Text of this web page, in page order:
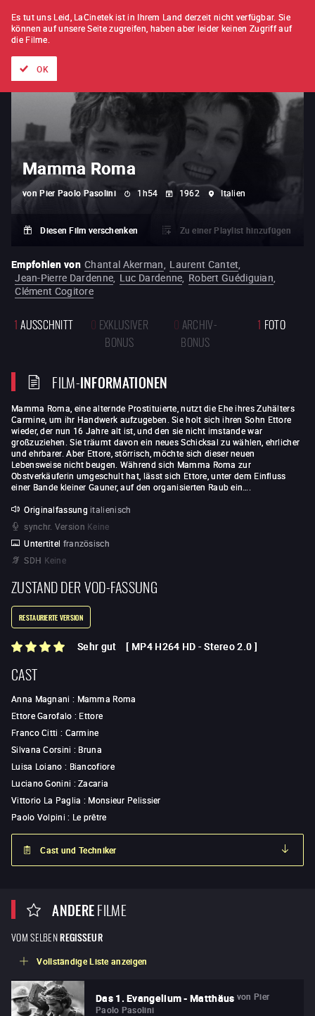
FILM FÜR FILM ABONNEMENT
Mamma Roma
von Pier Paolo Pasolini 1h54 1962 Italien
Diesen Film verschenken Zu einer Playlist hinzufügen
Empfohlen von Chantal Akerman, Laurent Cantet,
Jean-Pierre Dardenne, Luc Dardenne, Robert Guédiguian,
Clément Cogitore
1 AUSSCHNITT 0 EXKLUSIVER
BONUS
0 ARCHIV-
BONUS
1 FOTO
FILM-INFORMATIONEN
Mamma Roma, eine alternde Prostituierte, nutzt die Ehe ihres Zuhälters
Carmine, um ihr Handwerk aufzugeben. Sie holt sich ihren Sohn Ettore
wieder, der nun 16 Jahre alt ist, und den sie nicht imstande war
großzuziehen. Sie träumt davon ein neues Schicksal zu wählen, ehrlicher
und ehrbarer. Aber Ettore, störrisch, möchte sich dieser neuen
Lebensweise nicht beugen. Während sich Mamma Roma zur
Obstverkäuferin umgeschult hat, lässt sich Ettore, unter dem Einfluss
einer Bande kleiner Gauner, auf den organisierten Raub ein….
Originalfassung italienisch
synchr. Version Keine
Untertitel französisch
SDH Keine
ZUSTAND DER VOD-FASSUNG
RESTAURIERTE VERSION
Sehr gut [ MP4 H264 HD -Stereo 2.0 ]
CAST
Anna Magnani : Mamma Roma
Ettore Garofalo : Ettore
Franco Citti : Carmine
Silvana Corsini : Bruna
Luisa Loiano : Biancofiore
Luciano Gonini :Zacaria
Vittorio La Paglia : Monsieur Pelissier
Paolo Volpini : Le prêtre
Cast und Techniker
ANDEREFILME
VOM SELBENREGISSEUR
Vollständige Liste anzeigen
Das 1. Evangelium - Matthäus von Pier
Paolo Pasolini
Es tut uns Leid, LaCinetek ist in Ihrem Land derzeit nicht verfügbar. Sie
können auf unsere Seite zugreifen, haben aber leider keinen Zugriff auf
die Filme.
OK